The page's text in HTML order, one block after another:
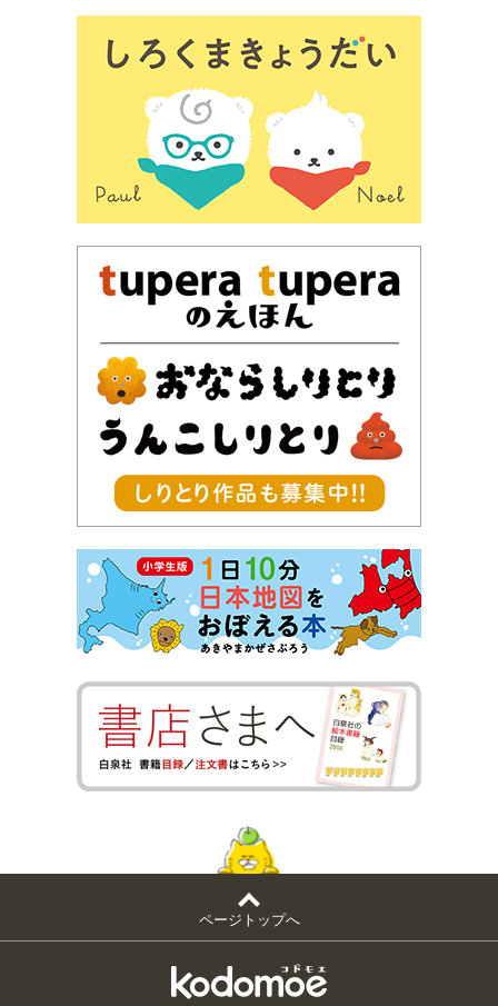
ページトップへ